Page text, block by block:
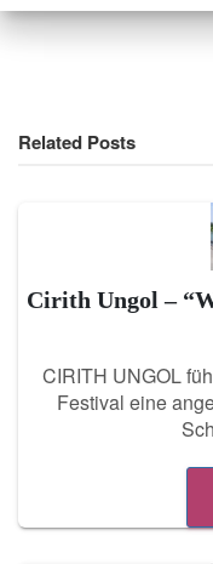
Related Posts
Cirith Ungol –
CIRITH UNGOL
Festival eine